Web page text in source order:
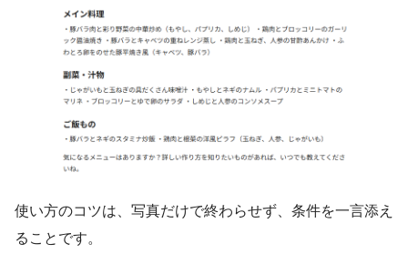
使い方のコツは、写真だけで終わらせず、条件を一言添え
ることです。